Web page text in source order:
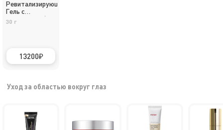
Ревитализирующий
Гель с
коллагеном /
Without Moist
30 г
13200
Уход за областью вокруг глаз